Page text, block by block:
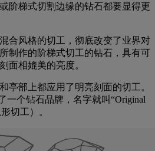
阶梯式切割边缘的钻石都要显得更
合风格的切工，彻底改变了业界对
制作的阶梯式切工的钻石，具有可
面相媲美的亮度。
亭部上都应用了明亮刻面的切工。
一个钻石品牌，名字就叫“Original
切工）。